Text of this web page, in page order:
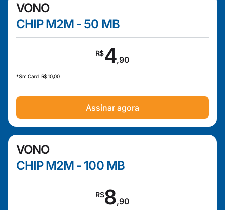
VONO
CHIP M2M - 50 MB
R$4,90
*Sim Card: R$ 10,00
Assinar agora
VONO
CHIP M2M - 100 MB
R$8,90